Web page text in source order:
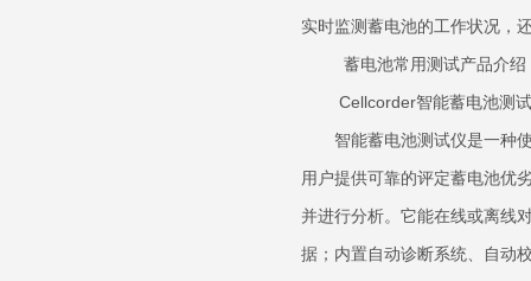
实时监测蓄电池的工作状况，
蓄电池常用测试产品
Cellcorder智能蓄电池测
智能蓄电池测试仪是一种使
用户提供可靠的评定蓄电池优
并进行分析。它能在线或离线
据；内置自动诊断系统、自动